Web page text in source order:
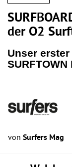
der O2
Unser erster
SURFTOWN
von Surfers Mag